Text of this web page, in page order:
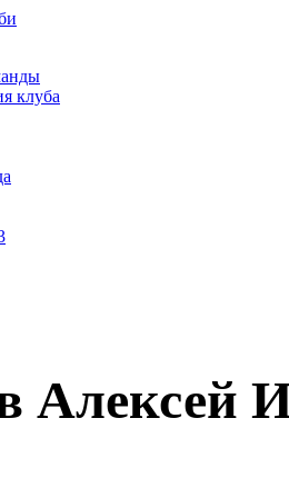
клуба
Алексей